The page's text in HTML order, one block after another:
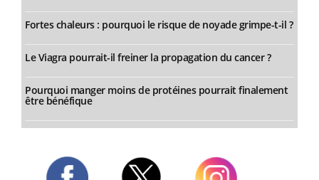
Fortes chaleurs : pourquoi le risque de noyade grimpe-t-il ?
Le Viagra pourrait-il freiner la propagation du cancer ?
Pourquoi manger moins de protéines pourrait finalement
être bénéfique